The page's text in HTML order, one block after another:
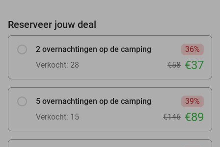
Reserveer jouw deal
2 overnachtingen op de camping
36%
Verkocht: 28
€58 €37
5 overnachtingen op de camping
39%
Verkocht: 15
€146 €89